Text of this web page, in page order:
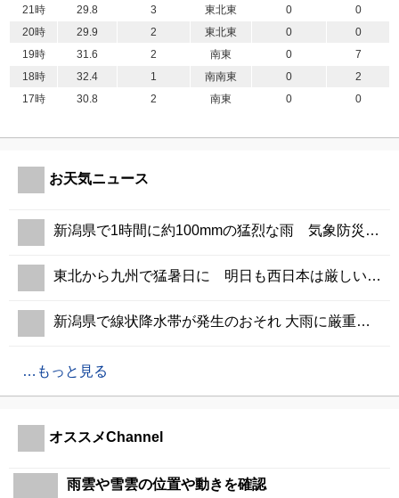
21時
29.8 3 東北東 0
0
20時
29.9 2 東北東 0
0
19時
31.6 2 南東 0
7
18時
32.4 1 南南東 0
2
17時
30.8 2 南東 0 0
お天気ニュース
新潟県で1時間に約100mmの猛烈な雨 気象防災速報・記録的短時間大雨
東北から九州で猛暑日に 明日も西日本は厳しい残暑の予想
新潟県で線状降水帯が発生のおそれ 大雨に厳重警戒
もっと見る
オススメChannel
雨雲や雪雲の位置や動きを確認